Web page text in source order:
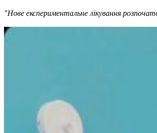
"Нове експериментальне лікування